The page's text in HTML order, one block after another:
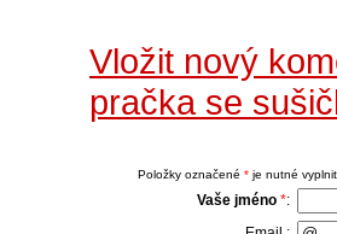
Vložit nový
pračka se
Položky označené *je nutné
Vaše jméno *: